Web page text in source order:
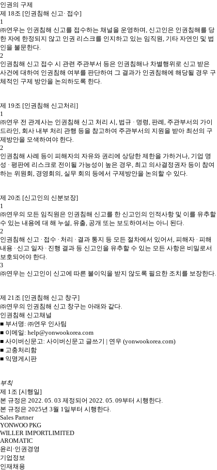
인권의 구제
제 18조 [인권침해 신고· 접수]
1
㈜연우는 인권침해 신고를 접수하는 채널을 운영하며, 신고인은 인권침해를 당
한 자에 한정되지 않고 인권 리스크를 인지하고 있는 임직원, 기타 자연인 및 법
인을 불문한다.
2
인권침해 신고 접수 시 관련 주관부서 등은 인권침해나 차별행위로 신고 받은
사건에 대하여 인권침해 여부를 판단하여 그 결과가 인권침해에 해당될 경우 구
체적인 구제 방안을 논의하도록 한다.
제 19조 [인권침해 신고처리]
1
㈜연우 전 관계사는 인권침해 신고 처리 시, 법규 · 명령, 판례, 주관부서의 가이
드라인, 회사 내부 처리 관행 등을 참고하여 주관부서의 지원을 받아 최선의 구
제방안을 모색하여야 한다.
2
인권침해 사례 등이 피해자의 자유와 권리에 상당한 제한을 가하거나, 기업 명
성 · 평판에 리스크로 전이될 가능성이 높은 경우, 최고 의사결정권자 등이 참여
하는 위원회, 경영회의, 실무 회의 등에서 구제방안을 논의할 수 있다.
제 20조 [신고인의 신분보장]
1
㈜연우의 모든 임직원은 인권침해 신고를 한 신고인의 인적사항 및 이를 유추할
수 있는 내용에 대 해 누설, 유출, 공개 또는 보도하여서는 아니 된다.
2
인권침해 신고 ∙ 접수 ∙ 처리 ∙ 결과 통지 등 모든 절차에서 있어서, 피해자 ∙ 피해
내용 ∙ 신고 일자 ∙ 진행 결과 등 신고인을 유추할 수 있는 모든 사항은 비밀로서
보호되어야 한다.
3
㈜연우는 신고인이 신고에 따른 불이익을 받지 않도록 필요한 조치를 보장한다.
제 21조 [인권침해 신고 창구]
㈜연우의 인권침해 신고 창구는 아래와 같다.
인권침해 신고채널
■ 부서명: ㈜연우 인사팀
■ 이메일: help@yonwookorea.com
■ 사이버신문고: 사이버신문고 글쓰기 | 연우 (yonwookorea.com)
■ 고충처리함
■ 익명게시판
부칙
제 1조 [시행일]
본 규정은 2022. 05. 03 제정되어 2022. 05. 09부터 시행한다.
본 규정은 2025년 3월 1일부터 시행한다.
Sales Partner
YONWOO PKG
WILLER IMPORTLIMITED
AROMATIC
윤리·인권경영
기업정보
인재채용